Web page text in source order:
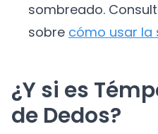
sombreado.
sobre cómo usar la
¿Y si es
de Dedos?